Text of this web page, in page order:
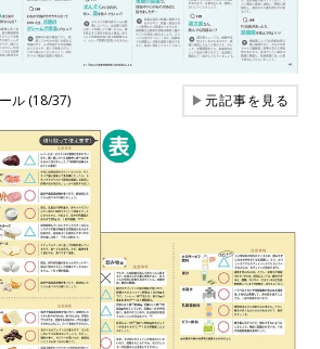
ル (18/37) ▶元記事を見る